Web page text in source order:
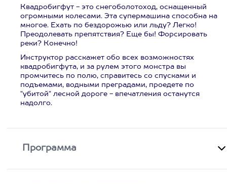
Квадробигфут - это снегоболотоход, оснащенный
огромными колесами. Эта супермашина способна на
многое. Ехать по бездорожью или льду? Легко!
Преодолевать препятствия? Еще бы! Форсировать
реки? Конечно!
Инструктор расскажет обо всех возможностях
квадробигфута, и за рулем этого монстра вы
промчитесь по полю, справитесь со спусками и
подъемами, водными преградами, проедете по
"убитой" лесной дороге - впечатления останутся
надолго.
Программа